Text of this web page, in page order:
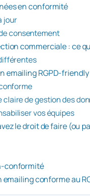
en conformité
jour
consentement
commerciale : ce
emailing RGPD-friendly
de gestion des
vos équipes
le droit de faire (ou
conformité
emailing conforme au